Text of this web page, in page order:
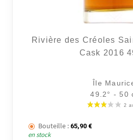
Rivière des Créoles
Cask 2016
Île
49.2° - 50
Bouteille : 65,90 €
en stock